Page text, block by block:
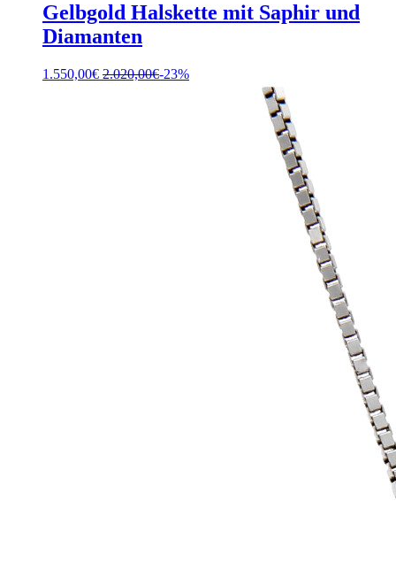
Gelbgold Halskette mit Saphir und
Diamanten
1.550,00€ 2.020,00€-23%